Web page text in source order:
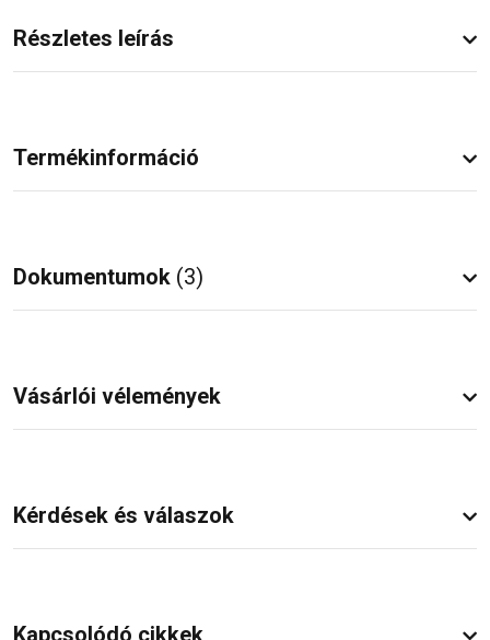
Részletes leírás
Termékinformáció
Dokumentumok (3)
Vásárlói vélemények
Kérdések és válaszok